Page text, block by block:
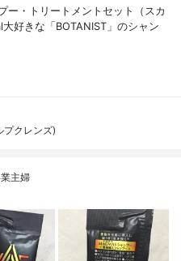
ー・トリートメントセット（スカ
好きな「BOTANIST」のシャン
プクレンズ)
主婦